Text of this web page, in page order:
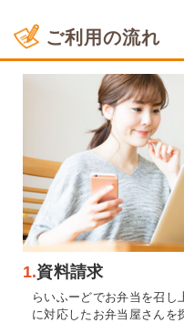
ご利用の流れ
1.資料請求
らいふーどでお弁当を召し
に対応したお弁当屋さんを